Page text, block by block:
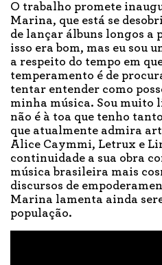
O trabalho promete
Marina, que está se
de lançar álbuns longos a
isso era bom, mas eu sou
a respeito do tempo em
temperamento é de
tentar entender como
minha música. Sou muito
não é à toa que tenho
que atualmente admira
Alice Caymmi, Letrux e
continuidade a sua obra
música brasileira mais
discursos de
Marina lamenta ainda
população.